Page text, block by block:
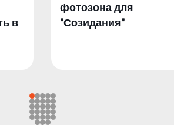
в
фотозона для
"Созидания"